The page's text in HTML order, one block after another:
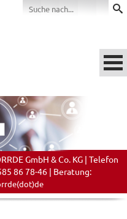
GmbH & Co. KG | Telefon
86 78-46 | Beratung: